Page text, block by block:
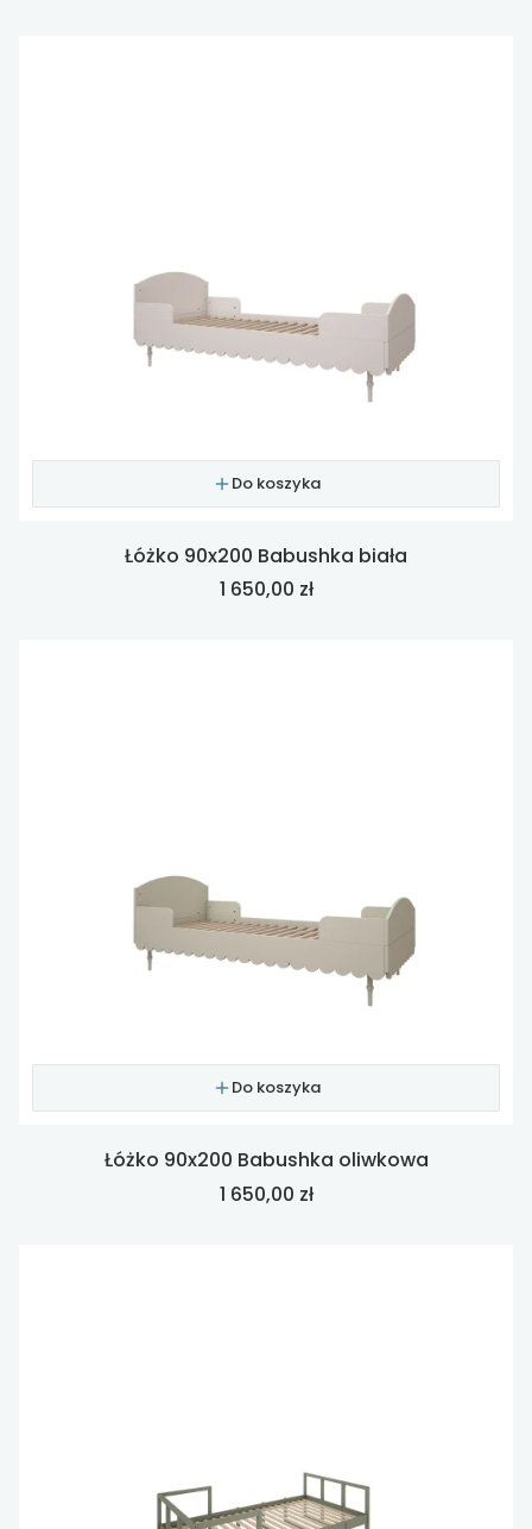
Do koszyka
Łóżko 90x200 Babushka biała
Cena
1 650,00 zł
Do koszyka
Łóżko 90x200 Babushka oliwkowa
Cena
1 650,00 zł